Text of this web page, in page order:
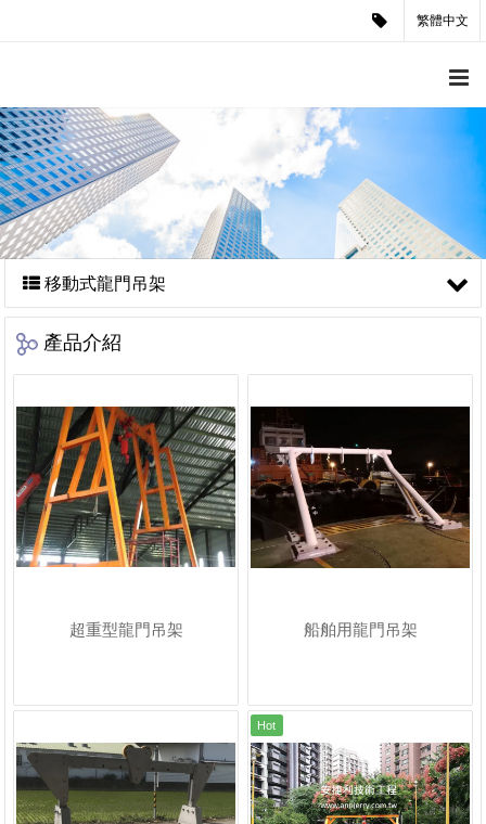
繁體中文
移動式龍門吊架
產品介紹
超重型龍門吊架 船舶用龍門吊架
Hot